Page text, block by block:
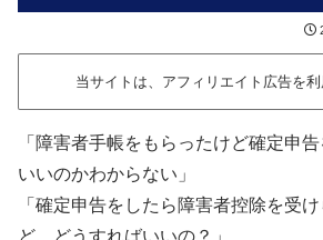
当サイトは、アフィリエイト広告を利
「障害者手帳をもらったけど確定申
いいのかわからない」
「確定申告をしたら障害者控除を受
ど、どうすればいいの？」